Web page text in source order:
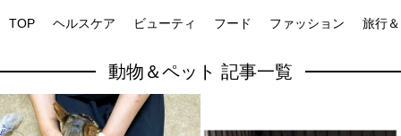
TOP ヘルスケア ビューティ フード ファッション 旅行
動物＆ペット 記事一覧